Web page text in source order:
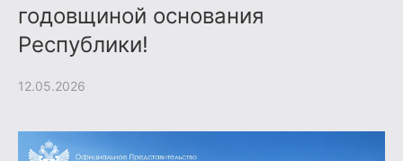
годовщиной основания
Республики!
12.05.2026